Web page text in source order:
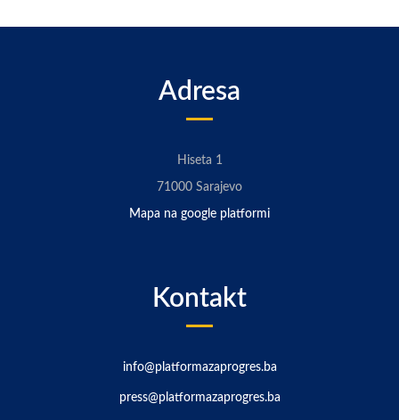
Adresa
Hiseta 1
71000 Sarajevo
Mapa na google platformi
Kontakt
info@platformazaprogres.ba
press@platformazaprogres.ba